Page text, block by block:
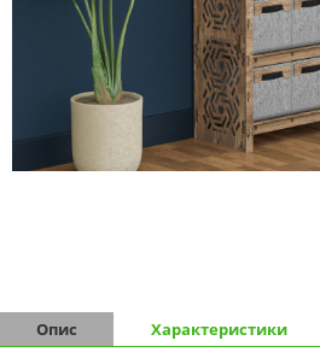
Комоди
Опис Характеристики